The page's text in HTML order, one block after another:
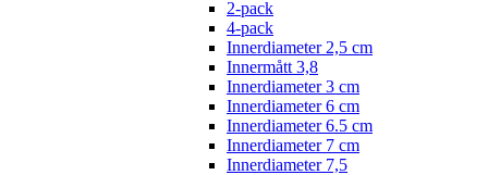
2-pack
4-pack
Innerdiameter 2,5 cm
Innermått 3,8
Innerdiameter 3 cm
Innerdiameter 6 cm
Innerdiameter 6.5 cm
Innerdiameter 7 cm
Innerdiameter 7,5